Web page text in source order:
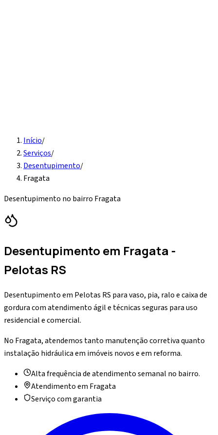
Início/
Serviços/
Desentupimento/
Fragata
Desentupimento no bairro Fragata
Desentupimento em Fragata -
Pelotas RS
Desentupimento em Pelotas RS para vaso, pia, ralo e caixa de
gordura com atendimento ágil e técnicas seguras para uso
residencial e comercial.
No Fragata, atendemos tanto manutenção corretiva quanto
instalação hidráulica em imóveis novos e em reforma.
Alta frequência de atendimento semanal no bairro.
Atendimento em Fragata
Serviço com garantia